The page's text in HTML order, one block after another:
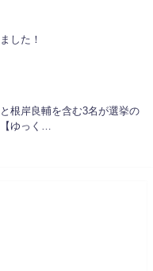
した！
根岸良輔を含む3名が選挙の
【ゆっく…